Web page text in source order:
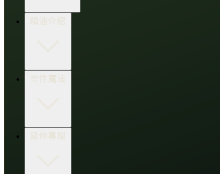
香氛調頻術
生活點子王
精油介紹
木質類
樹脂類
靈性魔法
顯化與吸引力
延伸專欄